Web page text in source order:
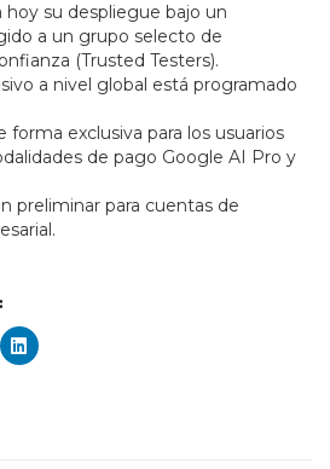
hoy su despliegue bajo un
a un grupo selecto de
(Trusted Testers).
a nivel global está programado
forma exclusiva para los usuarios
de pago Google AI Pro y
preliminar para cuentas de